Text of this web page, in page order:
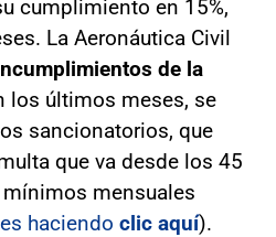
cumplimiento en 15%,
La Aeronáutica Civil
de la
los últimos meses, se
sancionatorios, que
que va desde los 45
mensuales
haciendo clic aquí).